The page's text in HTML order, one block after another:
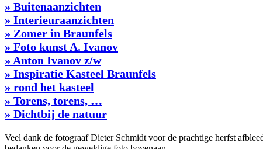
» Buitenaanzichten
» Interieuraanzichten
» Zomer in Braunfels
» Foto kunst A. Ivanov
» Anton Ivanov z/w
» Inspiratie Kasteel Braunfels
» rond het kasteel
» Torens, torens, …
» Dichtbij de natuur
Veel dank de fotograaf Dieter Schmidt voor de prachtige herfst